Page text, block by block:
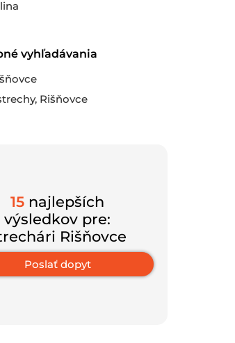
vyhľadávania
Rišňovce
15 najlepších
výsledkov pre:
Rišňovce